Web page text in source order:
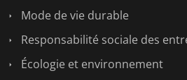
Mode de vie durable
Responsabilité sociale des
Écologie et environnement